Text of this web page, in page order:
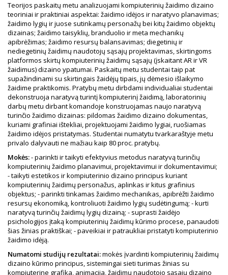
Teorijos paskaitų metu analizuojami kompiuterinių žaidimo dizaino
teoriniai ir praktiniai aspektai: žaidimo idėjos ir naratyvo planavimas;
žaidimo lygių ir juose sutinkamų personažų bei kitų žaidimo objektų
dizainas; žaidimo taisyklių, branduolio ir meta mechanikų
apibrėžimas; žaidimo resursų balansavimas; diegetinių ir
nediegetinių žaidimų naudotojų sąsajų projektavimas, skirtingoms
platformos skirtų kompiuterinių žaidimų sąsajų (įskaitant AR ir VR
žaidimus) dizaino ypatumai. Paskaitų metu studentai taip pat
supažindinami su skirtingais žaidėjų tipais, jų dėmesio išlaikymo
žaidime praktikomis. Pratybų metu dirbdami individualiai studentai
dekonstruoja naratyvą turintį kompiuterinį žaidimą, laboratorinių
darbų metu dirbant komandoje konstruojamas naujo naratyvą
turinčio žaidimo dizainas: pildomas žaidimo dizaino dokumentas,
kuriami grafiniai ištekliai, projektuojami žaidimo lygiai, ruošiamas
žaidimo idėjos pristatymas. Studentai numatytu tvarkaraštyje metu
privalo dalyvauti ne mažiau kaip 80 proc. pratybų.
Mokės:- parinkti ir taikyti efektyvius metodus naratyvą turinčių
kompiuterinių žaidimo planavimui, projektavimui ir dokumentavimui;
- taikyti estetikos ir kompiuterinio dizaino principus kuriant
kompiuterinių žaidimų personažus, aplinkas ir kitus grafinius
objektus; - parinkti tinkamas žaidimo mechanikas, apibrėžti žaidimo
resursų ekonomiką, kontroliuoti žaidimo lygių sudėtingumą; - kurti
naratyvą turinčių žaidimų lygių dizainą; - suprasti žaidėjo
psichologijos įtaką kompiuterinių žaidimų kūrimo procese, panaudoti
šias žinias praktiškai; - paveikiai ir patraukliai pristatyti kompiuterinio
žaidimo idėją.
Numatomi studijų rezultatai:mokės įvardinti kompiuterinių žaidimų
dizaino kūrimo principus, sistemingai sieti turimas žinias su
kompiuterine grafika, animacija, žaidimų naudotojo sąsajų dizaino